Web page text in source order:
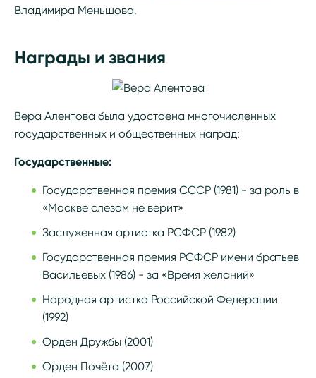
Владимира Меньшова.
Награды и звания
Вера Алентова была удостоена многочисленных
государственных и общественных наград:
Государственные:
Государственная премия СССР (1981) - за роль в
«Москве слезам не верит»
Заслуженная артистка РСФСР (1982)
Государственная премия РСФСР имени братьев
Васильевых (1986) - за «Время желаний»
Народная артистка Российской Федерации
(1992)
Орден Дружбы (2001)
Орден Почёта (2007)